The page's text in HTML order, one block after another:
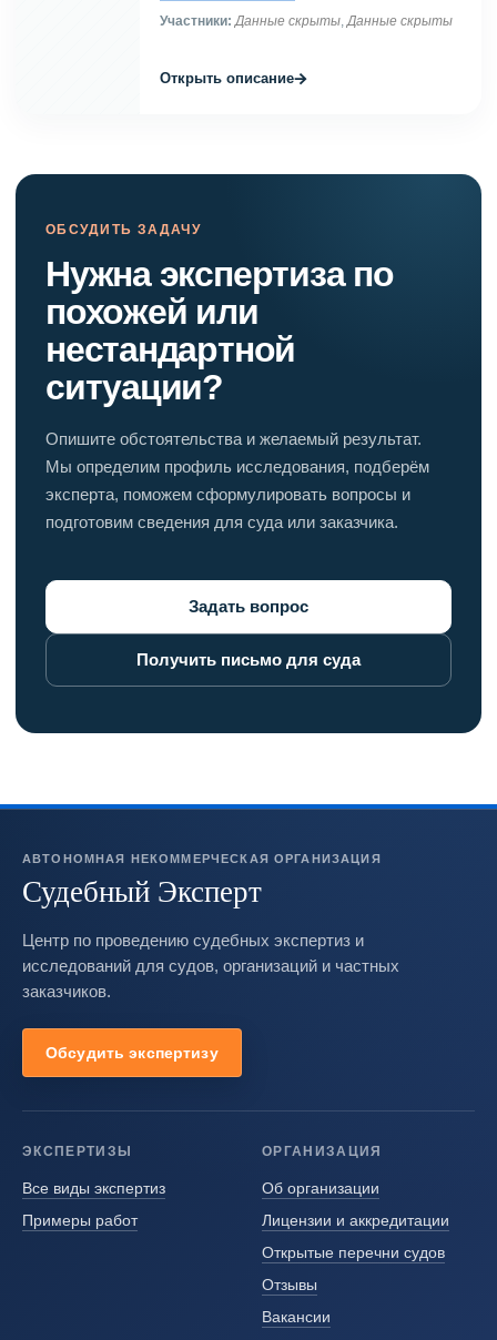
Участники: Данные скрыты,Данные скрыты
Открыть описание→
ОБСУДИТЬ ЗАДАЧУ
Нужна экспертиза по
похожей или
нестандартной
ситуации?
Опишите обстоятельства и желаемый результат.
Мы определим профиль исследования, подберём
эксперта, поможем сформулировать вопросы и
подготовим сведения для суда или заказчика.
Задать вопрос
Получить письмо для суда
АВТОНОМНАЯ НЕКОММЕРЧЕСКАЯ ОРГАНИЗАЦИЯ
Судебный Эксперт
Центр по проведению судебных экспертиз и
исследований для судов, организаций и частных
заказчиков.
Обсудить экспертизу
ЭКСПЕРТИЗЫ
Все виды экспертиз
Примеры работ
ОРГАНИЗАЦИЯ
Об организации
Лицензии и аккредитации
Открытые перечни судов
Отзывы
Вакансии